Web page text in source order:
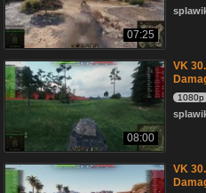
07:25
08:00
VK
1080p
VK